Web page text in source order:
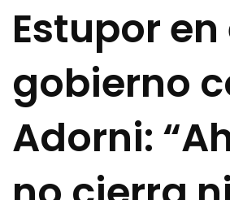
Estupor en
gobierno
Adorni: